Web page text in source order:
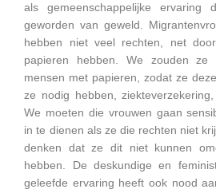
als gemeenschappelijke ervaring
geworden van geweld.
hebben niet veel rechten, net
papieren hebben. We zouden ze
mensen met papieren, zodat ze
ze nodig hebben,
We moeten die vrouwen gaan
in te dienen als ze die rechten niet
denken dat ze dit niet kunnen
hebben. De deskundige en
geleefde ervaring heeft ook nood